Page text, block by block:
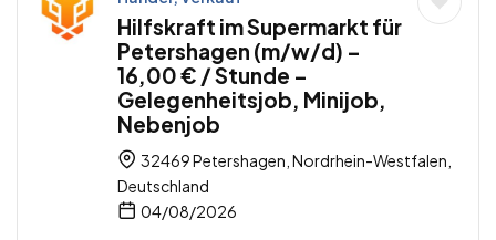
Hilfskraft im Supermarkt für
Petershagen (m/w/d) –
16,00 € / Stunde –
Gelegenheitsjob, Minijob,
Nebenjob
32469 Petershagen, Nordrhein-Westfalen,
Deutschland
04/08/2026